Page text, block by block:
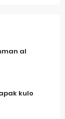
al
kulo